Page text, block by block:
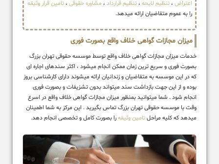
اعتراض ، تنظیم لایحه ، تنظیم قرارداد ، مشاوره حقوقی ، تامین قرار وثیقه
را به عموم متقاضیان ارائه میدهد.
میزان مجازات گواهی خلاف واقع بصورت فوری
خدمات میزان مجازات گواهی خلاف واقع توسط موسسه حقوقی تهران بزرگ
بصورت فوری و سریع ترین زمان ممکن انجام میشود ، اکثر سندهای اجاره ای
که در این موسسه به متقاضیان و زندانیان ارائه میشوند دارای کارشناسی بروز
بوده و از این جهت بازداشت سند میتواند بدون تشزیفات و بصورت فوری
انجام شود . شما میتوانید بمنظور میزان مجازات گواهی خلاف واقع در اسرع
وقت با موسسه حقوقی تهران بزرگ تماس بگیرید . این مرکز به شما اطمینان
میدهد که کلیه مراحلتامین وثیقهرا بصورت کامل و تخصصی انجام دهد.